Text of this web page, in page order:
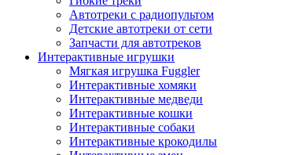
Автотреки с радиопультом
Детские автотреки от сети
Запчасти для автотреков
Интерактивные игрушки
Мягкая игрушка Fuggler
Интерактивные хомяки
Интерактивные медведи
Интерактивные кошки
Интерактивные собаки
Интерактивные крокодилы